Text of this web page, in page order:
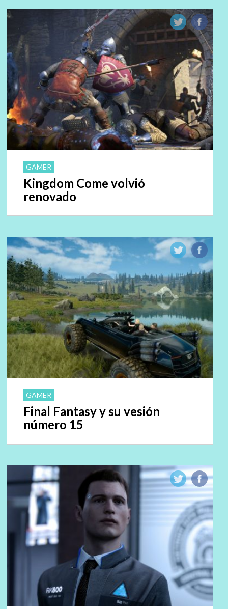
GAMER
Kingdom Come volvió
renovado
GAMER
Final Fantasy y su vesión
número 15